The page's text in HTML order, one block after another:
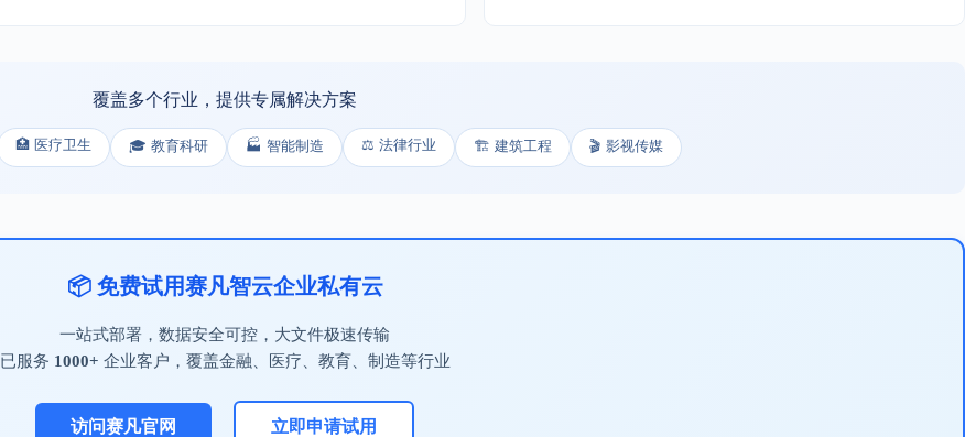
覆盖多个行业，提供专属解决方案
🏥 医疗卫生 🎓 教育科研 🏭 智能制造 ⚖️ 法律行业 🏗️ 建筑工程 🎬 影视传媒
📦 免费试用赛凡智云企业私有云
一站式部署，数据安全可控，大文件极速传输
已服务 1000+ 企业客户，覆盖金融、医疗、教育、制造等行业
访问赛凡官网 立即申请试用